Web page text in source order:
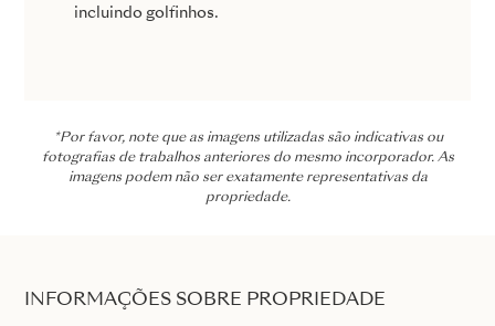
incluindo golfinhos.
*Por favor, note que as imagens utilizadas são indicativas ou
fotografias de trabalhos anteriores do mesmo incorporador. As
imagens podem não ser exatamente representativas da
propriedade.
INFORMAÇÕES SOBRE PROPRIEDADE